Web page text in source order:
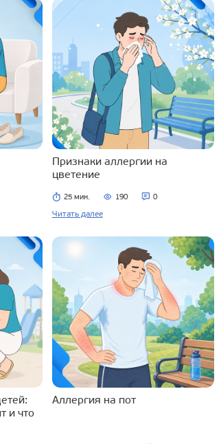
Признаки аллергии на
цветение
25 мин. 190 0
Читать далее
и что
Аллергия на пот